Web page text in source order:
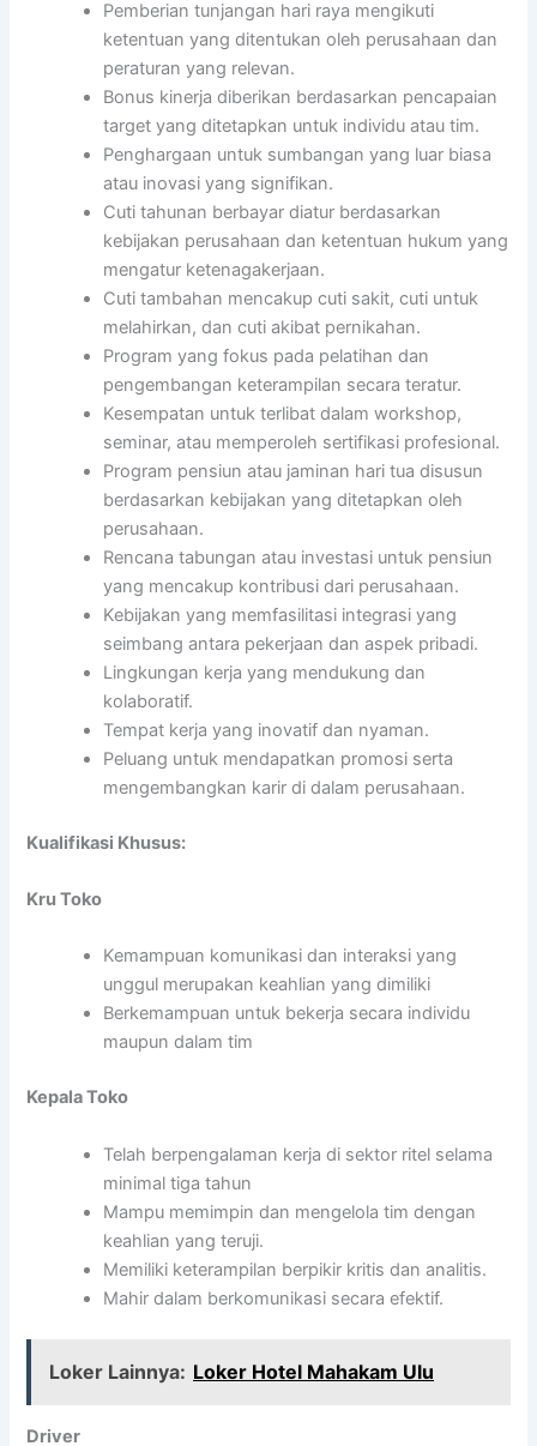
Pemberian tunjangan hari raya mengikuti
ketentuan yang ditentukan oleh perusahaan dan
peraturan yang relevan.
Bonus kinerja diberikan berdasarkan pencapaian
target yang ditetapkan untuk individu atau tim.
Penghargaan untuk sumbangan yang luar biasa
atau inovasi yang signifikan.
Cuti tahunan berbayar diatur berdasarkan
kebijakan perusahaan dan ketentuan hukum yang
mengatur ketenagakerjaan.
Cuti tambahan mencakup cuti sakit, cuti untuk
melahirkan, dan cuti akibat pernikahan.
Program yang fokus pada pelatihan dan
pengembangan keterampilan secara teratur.
Kesempatan untuk terlibat dalam workshop,
seminar, atau memperoleh sertifikasi profesional.
Program pensiun atau jaminan hari tua disusun
berdasarkan kebijakan yang ditetapkan oleh
perusahaan.
Rencana tabungan atau investasi untuk pensiun
yang mencakup kontribusi dari perusahaan.
Kebijakan yang memfasilitasi integrasi yang
seimbang antara pekerjaan dan aspek pribadi.
Lingkungan kerja yang mendukung dan
kolaboratif.
Tempat kerja yang inovatif dan nyaman.
Peluang untuk mendapatkan promosi serta
mengembangkan karir di dalam perusahaan.
Kualifikasi Khusus:
Kru Toko
Kemampuan komunikasi dan interaksi yang
unggul merupakan keahlian yang dimiliki
Berkemampuan untuk bekerja secara individu
maupun dalam tim
Kepala Toko
Telah berpengalaman kerja di sektor ritel selama
minimal tiga tahun
Mampu memimpin dan mengelola tim dengan
keahlian yang teruji.
Memiliki keterampilan berpikir kritis dan analitis.
Mahir dalam berkomunikasi secara efektif.
Loker Lainnya: Loker Hotel Mahakam Ulu
Driver